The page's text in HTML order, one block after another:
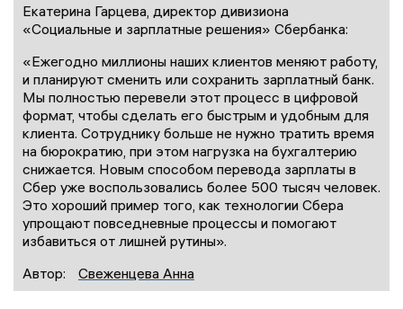
Екатерина Гарцева, директор дивизиона
«Социальные и зарплатные решения» Сбербанка:
«Ежегодно миллионы наших клиентов меняют работу,
и планируют сменить или сохранить зарплатный банк.
Мы полностью перевели этот процесс в цифровой
формат, чтобы сделать его быстрым и удобным для
клиента. Сотруднику больше не нужно тратить время
на бюрократию, при этом нагрузка на бухгалтерию
снижается. Новым способом перевода зарплаты в
Сбер уже воспользовались более 500 тысяч человек.
Это хороший пример того, как технологии Сбера
упрощают повседневные процессы и помогают
избавиться от лишней рутины».
Автор:
Свеженцева Анна